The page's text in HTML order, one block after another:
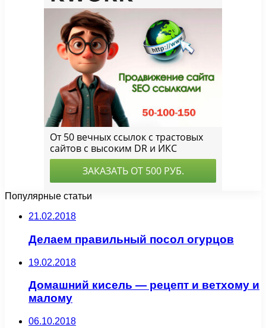
Популярные статьи
21.02.2018
Делаем правильный посол огурцов
19.02.2018
Домашний кисель — рецепт и ветхому и
малому
06.10.2018